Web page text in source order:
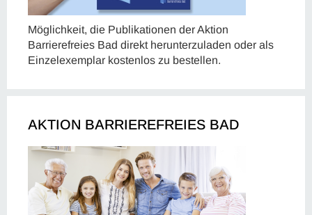
Möglichkeit, die Publikationen der Aktion
Barrierefreies Bad direkt herunterzuladen oder als
Einzelexemplar kostenlos zu bestellen.
AKTION BARRIEREFREIES BAD